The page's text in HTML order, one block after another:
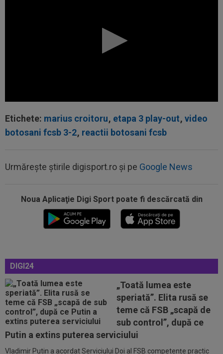
Etichete: marius croitoru, etapa 3 play-out, video
botosani fcsb 3-2, reactii botosani fcsb
Urmărește știrile digisport.ro și pe Google News
Noua Aplicaţie Digi Sport poate fi descărcată din
DIGI24
„Toată lumea este
speriată”. Elita rusă se
teme că FSB „scapă de
sub control”, după ce
Putin a extins puterea serviciului
Vladimir Putin a acordat Serviciului Doi al FSB competențe practic
00:27 EXCLUSIV
Radu Naum, reacția serii după ce
00:14 OFICIAL
Dezastru: după Barcelona, a ratat
transferul la încă o echipă de UCL! Picat la...
EXCLUSIV
Rapid a dat lovitura! Victor
00:01 OFICIAL
Surpriză! Kevin Ciubotaru a semnat:
”Nu am putut rata această oportunitate”
00:00
Rușii îl provoacă pe David Popovici înaintea
Europenelor: ”Va pierde aurul!”...
00:46 VIDEO
Daniel Pancu a ”explodat”, după UTA -
Rapid: ”Mamă, aoleu! Puțin respect nu...
00:41 EXCLUSIV
Atacant pentru FCSB! A făcut